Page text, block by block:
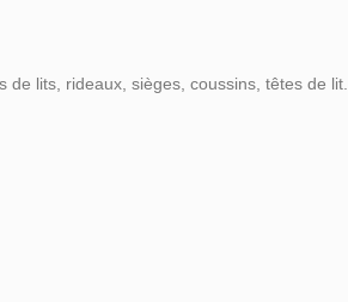
de lits, rideaux, sièges, coussins, têtes de lit.